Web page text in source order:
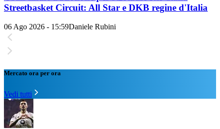
Streetbasket Circuit: All Star e DKB regine d'Italia
06 Ago 2026 - 15:59Daniele Rubini
Mercato ora per ora
Vedi tutti